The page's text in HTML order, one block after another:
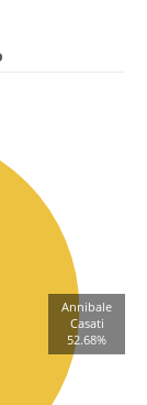
Annibale
Casati
52.68%